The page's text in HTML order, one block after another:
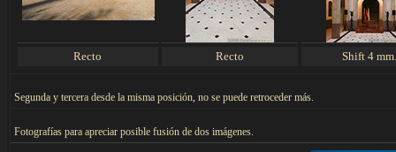
Recto Recto Shift 4
Segunda y tercera desde la misma posición, no se puede retroceder más.
Fotografías para apreciar posible fusión de dos imágenes.